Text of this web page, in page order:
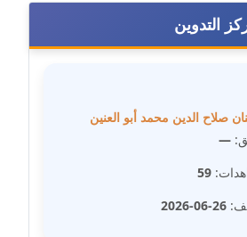
فائز
سرحان
محمد
التدوين
صلاح الدين محمد أبو العنين
—
59
26-06-2026